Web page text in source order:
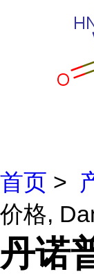
首页 >
价格,
丹诺